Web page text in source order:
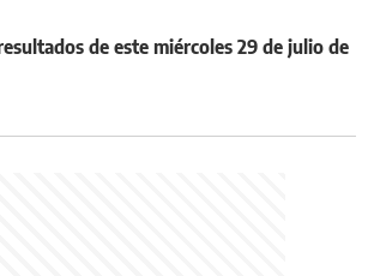
de este miércoles 29 de julio de